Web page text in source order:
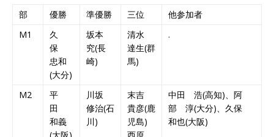
部 優勝 準優勝 三位
他参加者
M1
久
保
忠和
(大分)
坂本
究(長
崎)
清水
達生(群
馬)
.
M2
平
田
和義
川坂
修治(石
川)
末吉
貴彦(鹿
児島)
中田 浩(高知)、阿
部 淳(大分)、久保
和也(大阪)